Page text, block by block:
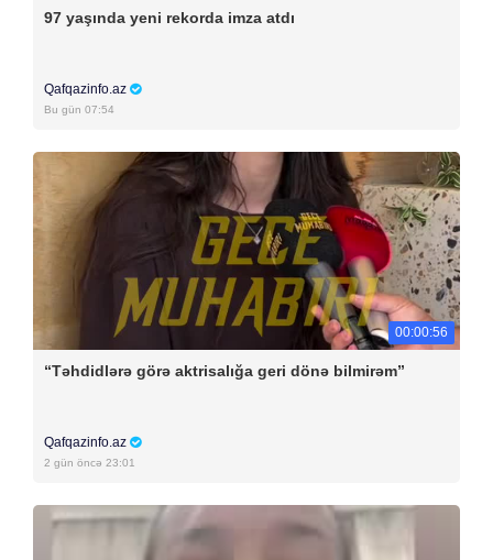
97 yaşında yeni rekorda imza atdı
Qafqazinfo.az
Bu gün 07:54
00:00:56
“Təhdidlərə görə aktrisalığa geri dönə bilmirəm”
Qafqazinfo.az
2 gün öncə 23:01